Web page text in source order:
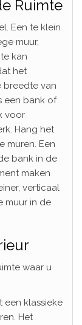
Ruimte
Een te klein
muur,
kan
het
breedte van
een bank of
voor
Hang het
muren. Een
bank in de
maken
verticaal
muur in de
waar u
een klassieke
Het